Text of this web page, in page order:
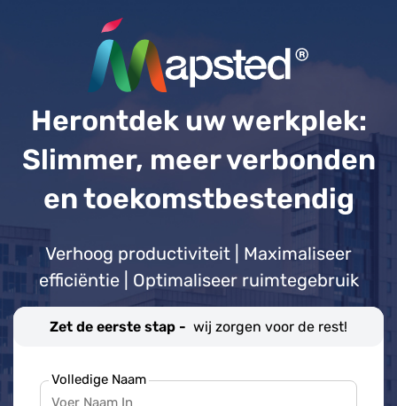
Herontdek uw werkplek:
Slimmer, meer verbonden
en toekomstbestendig
Verhoog productiviteit | Maximaliseer
efficiëntie | Optimaliseer ruimtegebruik
Zet de eerste stap - wij zorgen voor de rest!
Volledige Naam